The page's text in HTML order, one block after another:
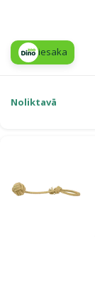
iesaka
Noliktavā